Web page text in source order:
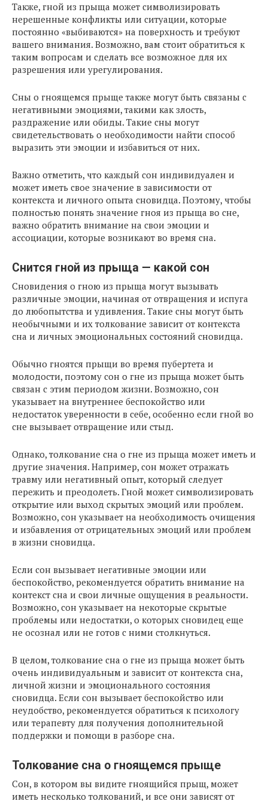
Также, гной из прыща может символизировать
нерешенные конфликты или ситуации, которые
постоянно «выбиваются» на поверхность и требуют
вашего внимания. Возможно, вам стоит обратиться к
таким вопросам и сделать все возможное для их
разрешения или урегулирования.
Сны о гноящемся прыще также могут быть связаны с
негативными эмоциями, такими как злость,
раздражение или обиды. Такие сны могут
свидетельствовать о необходимости найти способ
выразить эти эмоции и избавиться от них.
Важно отметить, что каждый сон индивидуален и
может иметь свое значение в зависимости от
контекста и личного опыта сновидца. Поэтому, чтобы
полностью понять значение гноя из прыща во сне,
важно обратить внимание на свои эмоции и
ассоциации, которые возникают во время сна.
Снится гной из прыща — какой сон
Сновидения о гною из прыща могут вызывать
различные эмоции, начиная от отвращения и испуга
до любопытства и удивления. Такие сны могут быть
необычными и их толкование зависит от контекста
сна и личных эмоциональных состояний сновидца.
Обычно гноятся прыщи во время пубертета и
молодости, поэтому сон о гне из прыща может быть
связан с этим периодом жизни. Возможно, сон
указывает на внутреннее беспокойство или
недостаток уверенности в себе, особенно если гной во
сне вызывает отвращение или стыд.
Однако, толкование сна о гне из прыща может иметь и
другие значения. Например, сон может отражать
травму или негативный опыт, который следует
пережить и преодолеть. Гной может символизировать
открытие или выход скрытых эмоций или проблем.
Возможно, сон указывает на необходимость очищения
и избавления от отрицательных эмоций или проблем
в жизни сновидца.
Если сон вызывает негативные эмоции или
беспокойство, рекомендуется обратить внимание на
контекст сна и свои личные ощущения в реальности.
Возможно, сон указывает на некоторые скрытые
проблемы или недостатки, о которых сновидец еще
не осознал или не готов с ними столкнуться.
В целом, толкование сна о гне из прыща может быть
очень индивидуальным и зависит от контекста сна,
личной жизни и эмоционального состояния
сновидца. Если сон вызывает беспокойство или
неудобство, рекомендуется обратиться к психологу
или терапевту для получения дополнительной
поддержки и помощи в разборе сна.
Толкование сна о гноящемся прыще
Сон, в котором вы видите гноящийся прыщ, может
иметь несколько толкований, и все они зависят от